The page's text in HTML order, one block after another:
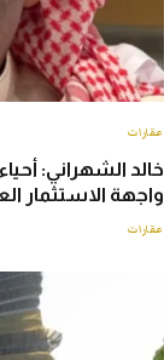
عقارات
خالد الشهراني:
واجهة الاستثمار
عقارات